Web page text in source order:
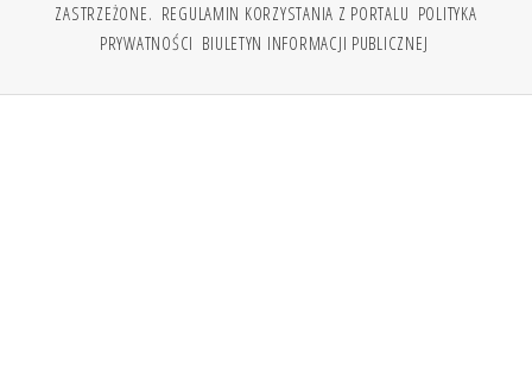
ZASTRZEŻONE. REGULAMIN KORZYSTANIA Z PORTALU POLITYKA
PRYWATNOŚCI BIULETYN INFORMACJI PUBLICZNEJ